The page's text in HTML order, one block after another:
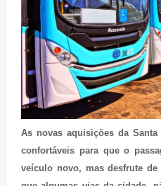
As novas aquisições da
confortáveis para que o
veículo novo, mas desfrute